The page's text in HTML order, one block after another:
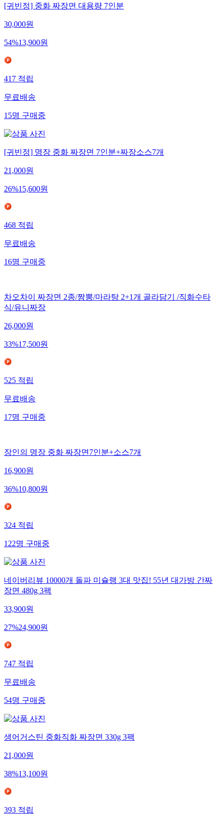
[귀빈정] 중화 짜장면 대용량 7인분
30,000원
54%13,900원
417적립
무료배송
15명구매중
[귀빈정] 명장 중화 짜장면 7인분+짜장소스7개
21,000원
26%15,600원
468적립
무료배송
16명구매중
차오차이 짜장면 2종/짬뽕/마라탕 2+1개 골라담기 /직화수타
식/유니짜장
26,000원
33%17,500원
525적립
무료배송
17명구매중
장인의 명장 중화 짜장면7인분+소스7개
16,900원
36%10,800원
324적립
122명구매중
네이버리뷰 10000개 돌파 미슐랭 3대 맛집! 55년 대가방 간짜
장면 480g 3팩
33,900원
27%24,900원
747적립
무료배송
54명구매중
생어거스틴 중화직화 짜장면 330g 3팩
21,000원
38%13,100원
393적립